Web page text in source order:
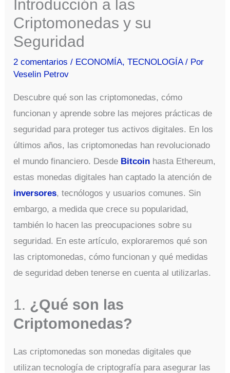
Introducción a las
Criptomonedas y su
Seguridad
2 comentarios / ECONOMÍA,TECNOLOGÍA/ Por
Veselin Petrov
Descubre qué son las criptomonedas, cómo
funcionan y aprende sobre las mejores prácticas de
seguridad para proteger tus activos digitales. En los
últimos años, las criptomonedas han revolucionado
el mundo financiero. Desde Bitcoin hasta Ethereum,
estas monedas digitales han captado la atención de
inversores, tecnólogos y usuarios comunes. Sin
embargo, a medida que crece su popularidad,
también lo hacen las preocupaciones sobre su
seguridad. En este artículo, exploraremos qué son
las criptomonedas, cómo funcionan y qué medidas
de seguridad deben tenerse en cuenta al utilizarlas.
1. ¿Qué son las
Criptomonedas?
Las criptomonedas son monedas digitales que
utilizan tecnología de criptografía para asegurar las